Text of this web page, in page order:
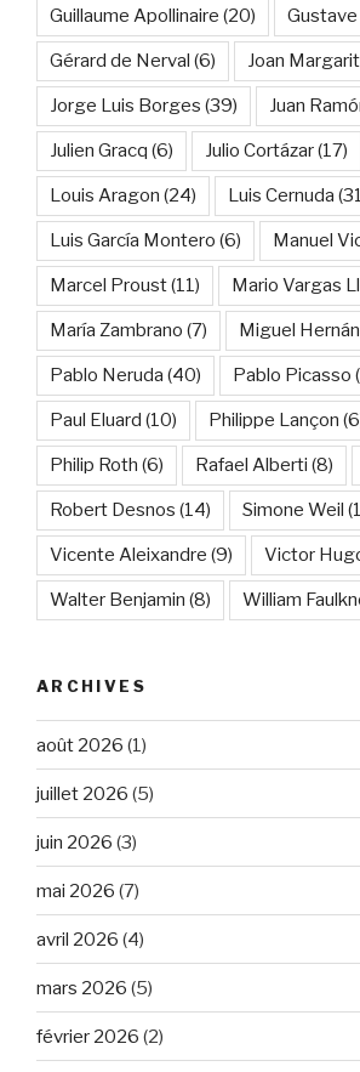
Guillaume Apollinaire (20)
Gérard de Nerval (6) Joan Margarit
Jorge Luis Borges (39) Juan
Julien Gracq (6) Julio Cortázar(17)
Louis Aragon (24) Luis Cernuda
Luis García Montero (6) Manuel
Marcel Proust(11) Mario Vargas
María Zambrano (7) Miguel
Pablo Neruda (40) Pablo Picasso
Paul Eluard (10) Philippe Lançon
Philip Roth (6) Rafael Alberti (8)
Robert Desnos (14) Simone Weil
Vicente Aleixandre (9) Victor
Walter Benjamin (8) William
ARCHIVES
août 2026 (1)
juillet 2026 (5)
juin 2026 (3)
mai 2026 (7)
avril 2026 (4)
mars 2026 (5)
février 2026 (2)